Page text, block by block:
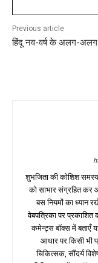
Previous article
हिंदू नव-वर्ष के अलग-
शुभजिता की कोशिश
को साभार संग्रहित
बस नियमों का ध्यान
वेबपत्रिका पर
कमेन्ट्स बॉक्स में बताएँ
आधार पर किसी भी
चिकित्सक, सौंदर्य